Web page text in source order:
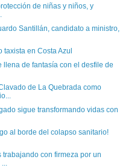
de niñas y niños, y
Santillán, candidato a ministro,
taxista en Costa Azul
llena de fantasía con el desfile de
de La Quebrada como
sigue transformando vidas con
al borde del colapso sanitario!
trabajando con firmeza por un